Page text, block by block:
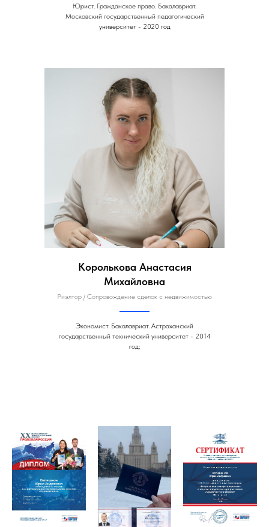
Юрист. Гражданское право. Бакалавриат.
Московский государственный педагогический
университет - 2020 год
Королькова Анастасия
Михайловна
Риэлтор / Сопровождение сделок с недвижимостью
Экономист. Бакалавриат. Астраханский
государственный технический университет - 2014
год;